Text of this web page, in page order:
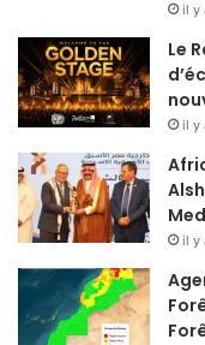
il y
Le
il y
il y